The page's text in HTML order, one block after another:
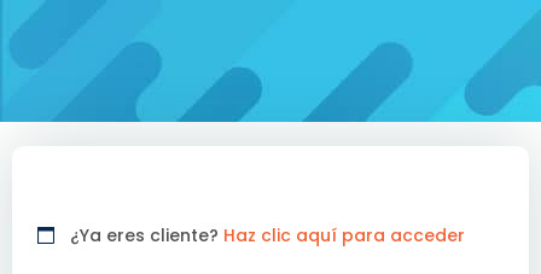
¿Ya eres cliente? Haz clic aquí para acceder